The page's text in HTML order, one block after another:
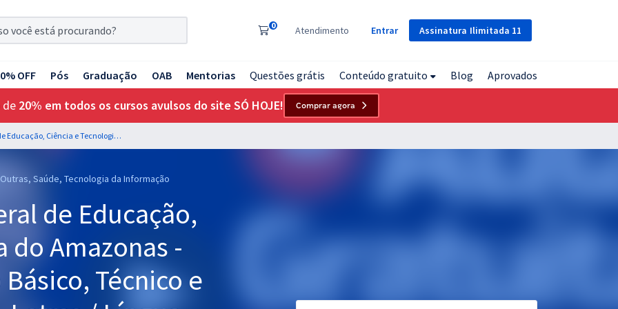
Assinatura Ilimitada 11
0 Atendimento Entrar
OFF Pós Graduação OAB Mentorias Questões grátis Conteúdo gratuito Blog Aprovados
de 20% em todos os cursos avulsos do site SÓ HOJE! Comprar agora
IFAM - Instituto Federal de Educação, Ciência e Tecnologia do Amazonas - Professor de Ensino Básico, Técnico e Tecnológico - EBTT - Letras / Língua Portuguesa e Letras/Inglês
Saúde, Tecnologia da Informação
de Educação,
do Amazonas -
Técnico e